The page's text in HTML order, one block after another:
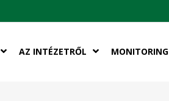
AZ INTÉZETRŐL MONITORING